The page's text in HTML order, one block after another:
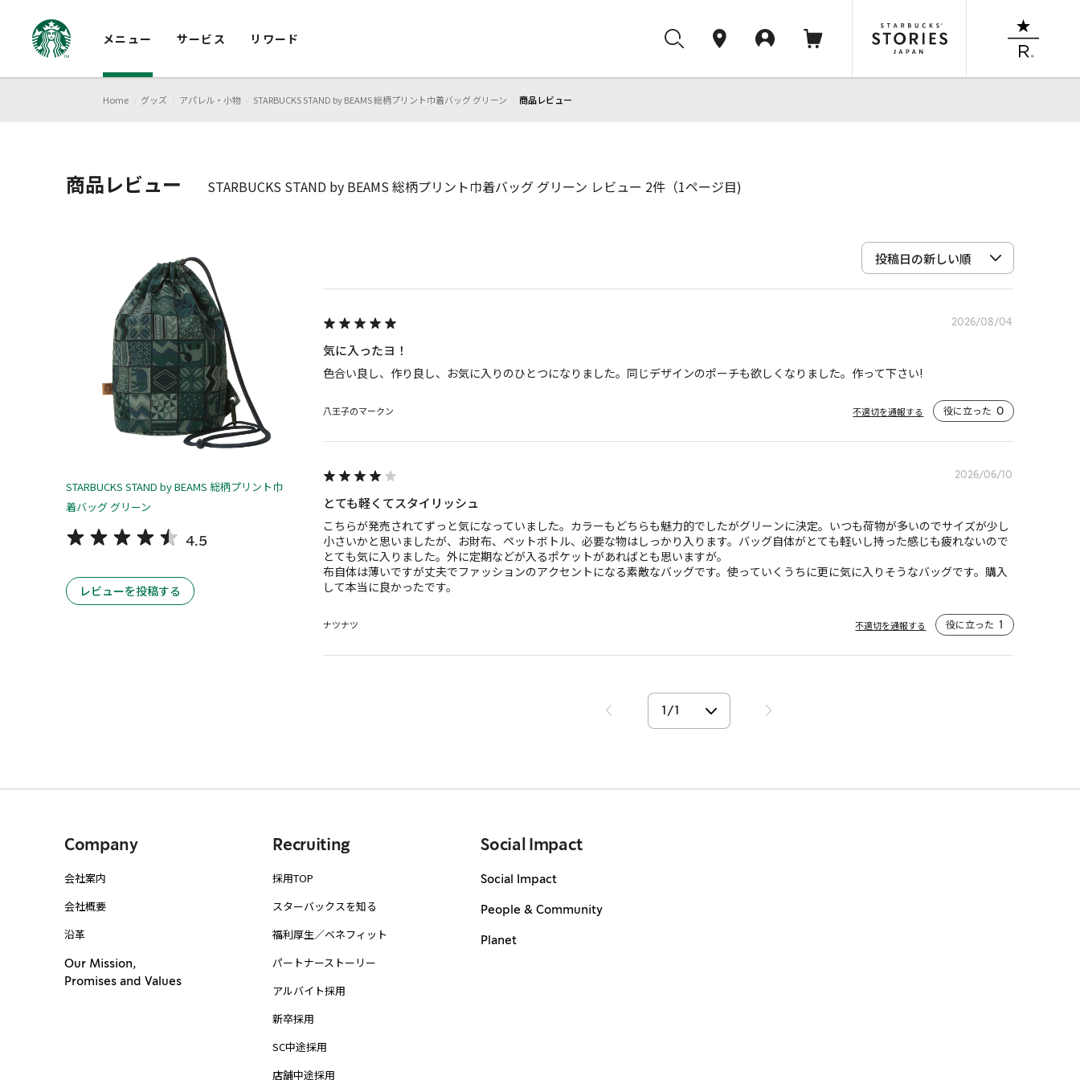
メニュー サービス リワード
Home グッズ アパレル・小物 STARBUCKS STAND by BEAMS 総柄プリント巾着バッグ グリーン 商品レビュー
商品レビュー STARBUCKS STAND by BEAMS 総柄プリント巾着バッグ グリーン レビュー 2件（1ページ目)
STARBUCKS STAND by BEAMS 総柄プリント巾
着バッグ グリーン
4.5
レビューを投稿する
2026/08/04
気に入ったヨ！
色合い良し、作り良し、お気に入りのひとつになりました。同じデザインのポーチも欲しくなりました。作って下さい!
八王子のマークン 不適切を通報する 役に立った 0
2026/06/10
とても軽くてスタイリッシュ
こちらが発売されてずっと気になっていました。カラーもどちらも魅力的でしたがグリーンに決定。いつも荷物が多いのでサイズが少し
小さいかと思いましたが、お財布、ペットボトル、必要な物はしっかり入ります。バッグ自体がとても軽いし持った感じも疲れないので
とても気に入りました。外に定期などが入るポケットがあればとも思いますが。
布自体は薄いですが丈夫でファッションのアクセントになる素敵なバッグです。使っていくうちに更に気に入りそうなバッグです。購入
して本当に良かったです。
ナツナツ 不適切を通報する 役に立った 1
Company
会社案内
会社概要
沿革
Our Mission,
Promises and Values
Recruiting
採用TOP
スターバックスを知る
福利厚生／ベネフィット
パートナーストーリー
アルバイト採用
新卒採用
SC中途採用
店舗中途採用
Social Impact
Social Impact
People & Community
Planet